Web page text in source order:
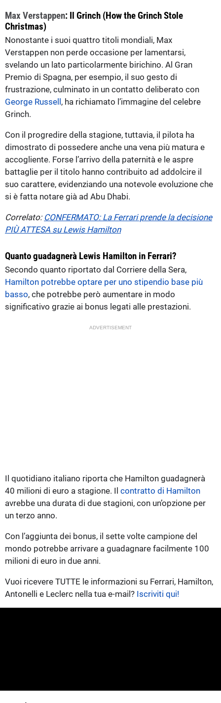
Max Verstappen: Il Grinch (How the Grinch Stole
Christmas)
Nonostante i suoi quattro titoli mondiali, Max
Verstappen non perde occasione per lamentarsi,
svelando un lato particolarmente birichino. Al Gran
Premio di Spagna, per esempio, il suo gesto di
frustrazione, culminato in un contatto deliberato con
George Russell, ha richiamato l’immagine del celebre
Grinch.
Con il progredire della stagione, tuttavia, il pilota ha
dimostrato di possedere anche una vena più matura e
accogliente. Forse l’arrivo della paternità e le aspre
battaglie per il titolo hanno contribuito ad addolcire il
suo carattere, evidenziando una notevole evoluzione che
si è fatta notare già ad Abu Dhabi.
Correlato: CONFERMATO: La Ferrari prende la decisione
PIÙ ATTESA su Lewis Hamilton
Quanto guadagnerà Lewis Hamilton in Ferrari?
Secondo quanto riportato dal Corriere della Sera,
Hamilton potrebbe optare per uno stipendio base più
basso, che potrebbe però aumentare in modo
significativo grazie ai bonus legati alle prestazioni.
ADVERTISEMENT
Il quotidiano italiano riporta che Hamilton guadagnerà
40 milioni di euro a stagione. Il contratto di Hamilton
avrebbe una durata di due stagioni, con un’opzione per
un terzo anno.
Con l’aggiunta dei bonus, il sette volte campione del
mondo potrebbe arrivare a guadagnare facilmente 100
milioni di euro in due anni.
Vuoi ricevere TUTTE le informazioni su Ferrari, Hamilton,
Antonelli e Leclerc nella tua e-mail? Iscriviti qui!